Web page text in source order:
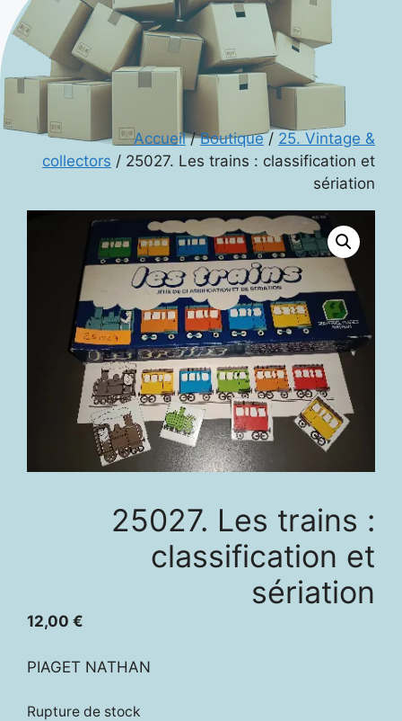
Accueil/Boutique/ 25. Vintage &
collectors / 25027. Les trains : classification et
sériation
25027. Les trains :
classification et
sériation
12,00 €
PIAGET NATHAN
Rupture de stock